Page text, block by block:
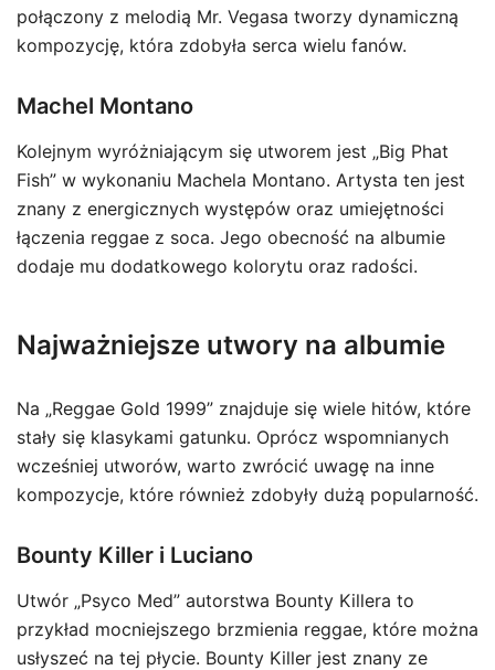
połączony z melodią Mr. Vegasa tworzy dynamiczną
kompozycję, która zdobyła serca wielu fanów.
Machel Montano
Kolejnym wyróżniającym się utworem jest „Big Phat
Fish” w wykonaniu Machela Montano. Artysta ten jest
znany z energicznych występów oraz umiejętności
łączenia reggae z soca. Jego obecność na albumie
dodaje mu dodatkowego kolorytu oraz radości.
Najważniejsze utwory na albumie
Na „Reggae Gold 1999” znajduje się wiele hitów, które
stały się klasykami gatunku. Oprócz wspomnianych
wcześniej utworów, warto zwrócić uwagę na inne
kompozycje, które również zdobyły dużą popularność.
Bounty Killer i Luciano
Utwór „Psyco Med” autorstwa Bounty Killera to
przykład mocniejszego brzmienia reggae, które można
usłyszeć na tej płycie. Bounty Killer jest znany ze